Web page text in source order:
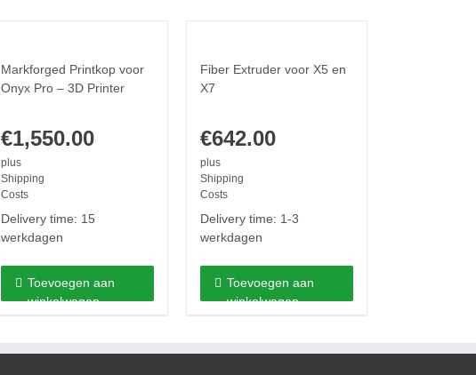
Markforged Printkop voor
Onyx Pro – 3D Printer
€1,550.00
plus
Shipping
Costs
Delivery time: 15
werkdagen
Toevoegen aan
winkelwagen
Fiber Extruder voor X5 en
X7
€642.00
plus
Shipping
Costs
Delivery time: 1-3
werkdagen
Toevoegen aan
winkelwagen